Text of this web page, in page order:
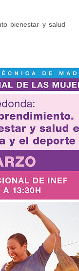
bienestar y salud